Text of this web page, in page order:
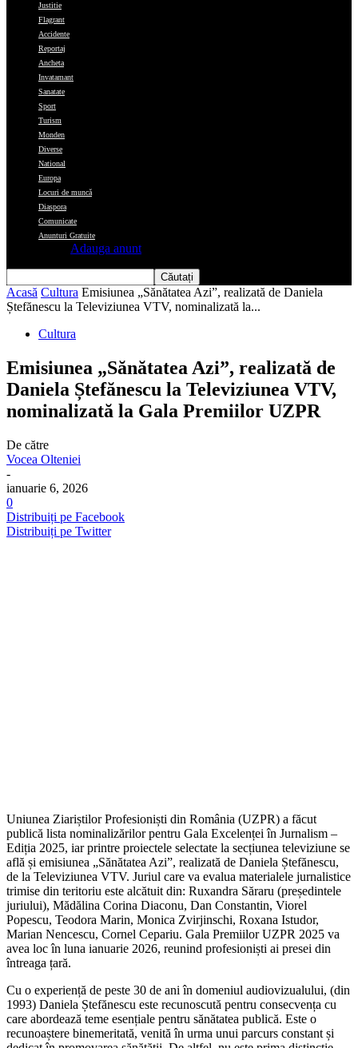
Justitie
Flagrant
Accidente
Reportaj
Ancheta
Invatamant
Sanatate
Sport
Turism
Monden
Diverse
National
Europa
Locuri de muncă
Diaspora
Comunicate
Anunturi Gratuite
Adauga anunt
Acasă Cultura Emisiunea „Sănătatea Azi”, realizată de Daniela
Ștefănescu la Televiziunea VTV, nominalizată la...
Cultura
Emisiunea „Sănătatea Azi”, realizată de
Daniela Ștefănescu la Televiziunea VTV,
nominalizată la Gala Premiilor UZPR
De către
Vocea Olteniei
-
ianuarie 6, 2026
0
Distribuiți pe Facebook
Distribuiți pe Twitter
Uniunea Ziariștilor Profesioniști din România (UZPR) a făcut
publică lista nominalizărilor pentru Gala Excelenței în Jurnalism –
Ediția 2025, iar printre proiectele selectate la secțiunea televiziune se
află și emisiunea „Sănătatea Azi”, realizată de Daniela Ștefănescu,
de la Televiziunea VTV. Juriul care va evalua materialele jurnalistice
trimise din teritoriu este alcătuit din: Ruxandra Săraru (președintele
juriului), Mădălina Corina Diaconu, Dan Constantin, Viorel
Popescu, Teodora Marin, Monica Zvirjinschi, Roxana Istudor,
Marian Nencescu, Cornel Cepariu. Gala Premiilor UZPR 2025 va
avea loc în luna ianuarie 2026, reunind profesioniști ai presei din
întreaga țară.
Cu o experiență de peste 30 de ani în domeniul audiovizualului, (din
1993) Daniela Ștefănescu este recunoscută pentru consecvența cu
care abordează teme esențiale pentru sănătatea publică. Este o
recunoaștere binemeritată, venită în urma unui parcurs constant și